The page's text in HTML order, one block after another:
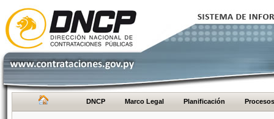
DNCP Marco Legal Planificación Procesos